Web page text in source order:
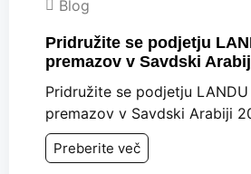
Blog
Pridružite se podjetju
premazov v Savdski
Pridružite se podjetju LANDU
premazov v Savdski Arabiji
Preberite več